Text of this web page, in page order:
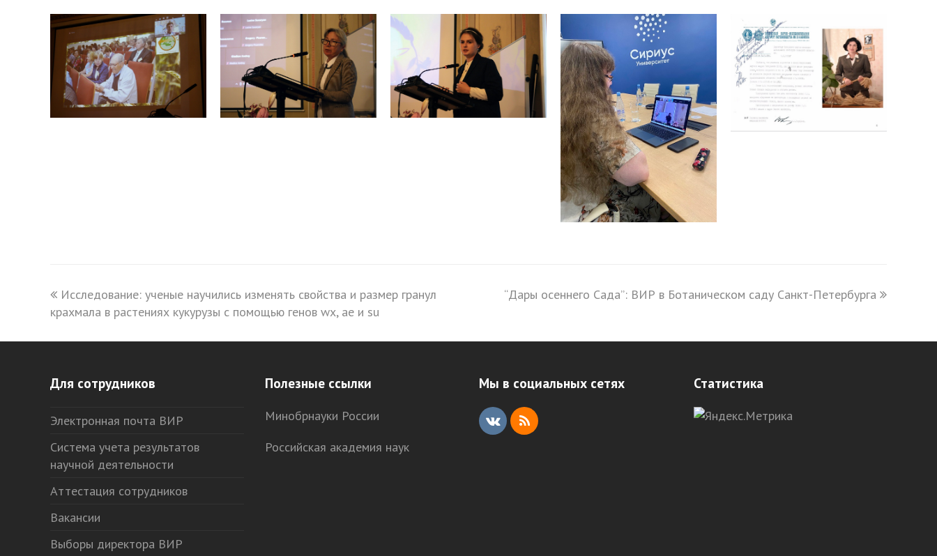
previous
post:
Исследование: ученые научились изменять свойства и размер гранул
крахмала в растениях кукурузы с помощью генов wx, ае и su
next
“Дары осеннего Сада”: ВИР в Ботаническом саду Санкт-Петербурга
Для сотрудников
Электронная почта ВИР
Система учета результатов
научной деятельности
Аттестация сотрудников
Вакансии
Выборы директора ВИР
Полезные ссылки
Минобрнауки России
Российская академия наук
Мы в социальных сетях
V
R
Статистика